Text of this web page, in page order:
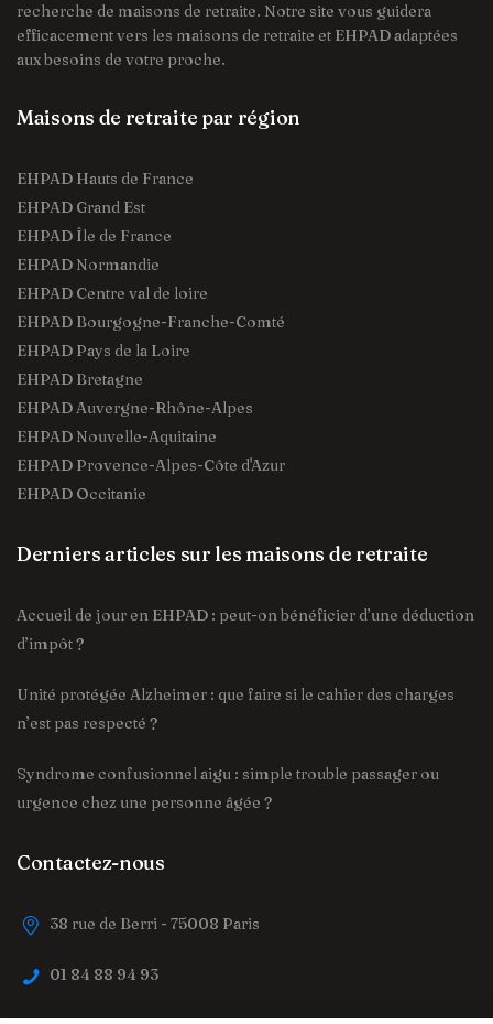
recherche de maisons de retraite. Notre site vous guidera
efficacement vers les maisons de retraite et EHPAD adaptées
aux besoins de votre proche.
Maisons de retraite par région
EHPAD Hauts de France
EHPAD Grand Est
EHPAD Île de France
EHPAD Normandie
EHPAD Centre val de loire
EHPAD Bourgogne-Franche-Comté
EHPAD Pays de la Loire
EHPAD Bretagne
EHPAD Auvergne-Rhône-Alpes
EHPAD Nouvelle-Aquitaine
EHPAD Provence-Alpes-Côte d'Azur
EHPAD Occitanie
Derniers articles sur les maisons de retraite
Accueil de jour en EHPAD : peut-on bénéficier d’une déduction
d’impôt ?
Unité protégée Alzheimer : que faire si le cahier des charges
n’est pas respecté ?
Syndrome confusionnel aigu : simple trouble passager ou
urgence chez une personne âgée ?
Contactez-nous
38 rue de Berri - 75008 Paris
01 84 88 94 93